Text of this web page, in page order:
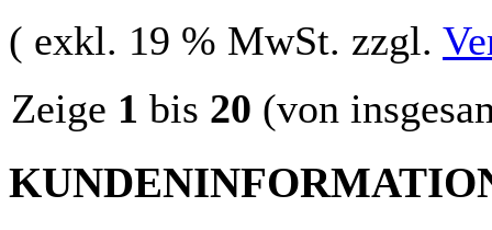
( exkl. 19 % MwSt. zzgl.
Zeige 1 bis 20 (von